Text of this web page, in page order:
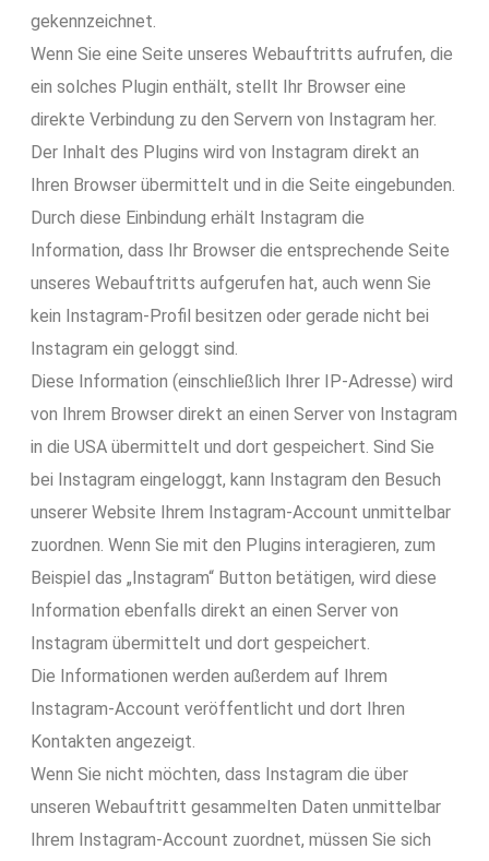
gekennzeichnet.
Wenn Sie eine Seite unseres Webauftritts aufrufen, die
ein solches Plugin enthält, stellt Ihr Browser eine
direkte Verbindung zu den Servern von Instagram her.
Der Inhalt des Plugins wird von Instagram direkt an
Ihren Browser übermittelt und in die Seite eingebunden.
Durch diese Einbindung erhält Instagram die
Information, dass Ihr Browser die entsprechende Seite
unseres Webauftritts aufgerufen hat, auch wenn Sie
kein Instagram-Profil besitzen oder gerade nicht bei
Instagram ein geloggt sind.
Diese Information (einschließlich Ihrer IP-Adresse) wird
von Ihrem Browser direkt an einen Server von Instagram
in die USA übermittelt und dort gespeichert. Sind Sie
bei Instagram eingeloggt, kann Instagram den Besuch
unserer Website Ihrem Instagram-Account unmittelbar
zuordnen. Wenn Sie mit den Plugins interagieren, zum
Beispiel das „Instagram“ Button betätigen, wird diese
Information ebenfalls direkt an einen Server von
Instagram übermittelt und dort gespeichert.
Die Informationen werden außerdem auf Ihrem
Instagram-Account veröffentlicht und dort Ihren
Kontakten angezeigt.
Wenn Sie nicht möchten, dass Instagram die über
unseren Webauftritt gesammelten Daten unmittelbar
Ihrem Instagram-Account zuordnet, müssen Sie sich